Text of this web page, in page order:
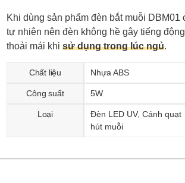
Khi dùng sản phẩm đèn bắt muỗi
tự nhiên nên đèn không hề gây tiếng
thoải mái khi sử dụng trong lúc ngủ.
Chất liệu Nhựa ABS
Công suất 5W
Loại
Đèn LED UV, Cánh quạt
hút muỗi